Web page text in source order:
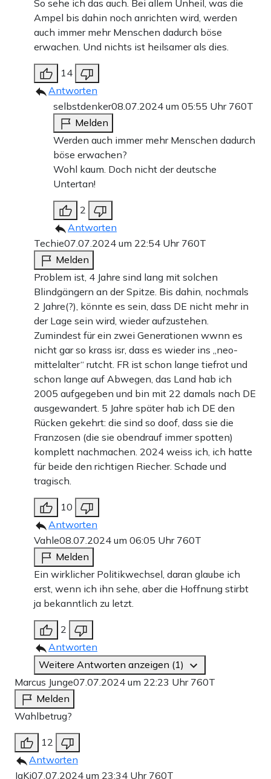
So sehe ich das auch. Bei allem Unheil, was die
Ampel bis dahin noch anrichten wird, werden
auch immer mehr Menschen dadurch böse
erwachen. Und nichts ist heilsamer als dies.
14
Antworten
selbstdenker08.07.2024 um 05:55 Uhr 760T
Melden
Werden auch immer mehr Menschen dadurch
böse erwachen?
Wohl kaum. Doch nicht der deutsche
Untertan!
2
Antworten
Techie07.07.2024 um 22:54 Uhr 760T
Melden
Problem ist, 4 Jahre sind lang mit solchen
Blindgängern an der Spitze. Bis dahin, nochmals
2 Jahre(?), könnte es sein, dass DE nicht mehr in
der Lage sein wird, wieder aufzustehen.
Zumindest für ein zwei Generationen wwnn es
nicht gar so krass isr, dass es wieder ins „neo-
mittelalter“ rutcht. FR ist schon lange tiefrot und
schon lange auf Abwegen, das Land hab ich
2005 aufgegeben und bin mit 22 damals nach DE
ausgewandert. 5 Jahre später hab ich DE den
Rücken gekehrt: die sind so doof, dass sie die
Franzosen (die sie obendrauf immer spotten)
komplett nachmachen. 2024 weiss ich, ich hatte
für beide den richtigen Riecher. Schade und
tragisch.
10
Antworten
Vahle08.07.2024 um 06:05 Uhr 760T
Melden
Ein wirklicher Politikwechsel, daran glaube ich
erst, wenn ich ihn sehe, aber die Hoffnung stirbt
ja bekanntlich zu letzt.
2
Antworten
Weitere Antworten anzeigen (1)
Marcus Junge07.07.2024 um 22:23 Uhr 760T
Melden
Wahlbetrug?
12
Antworten
JaKi07.07.2024 um 23:34 Uhr 760T